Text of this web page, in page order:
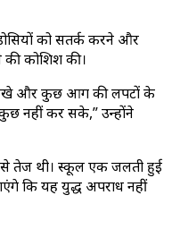
को सतर्क करने और
की कोशिश की।
और कुछ आग की लपटों के
नहीं कर सके,” उन्होंने
तेज थी। स्कूल एक जलती हुई
कि यह युद्ध अपराध नहीं